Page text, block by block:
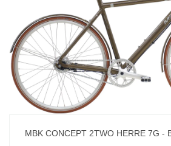
MBK CONCEPT 2TWO HERRE 7G -